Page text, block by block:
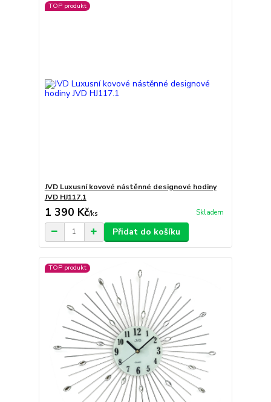
TOP produkt
JVD Luxusní kovové nástěnné designové hodiny
JVD HJ117.1
1 390 Kč/ks Skladem
Přidat do košíku
TOP produkt